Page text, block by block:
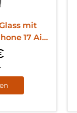
mit
17 Air